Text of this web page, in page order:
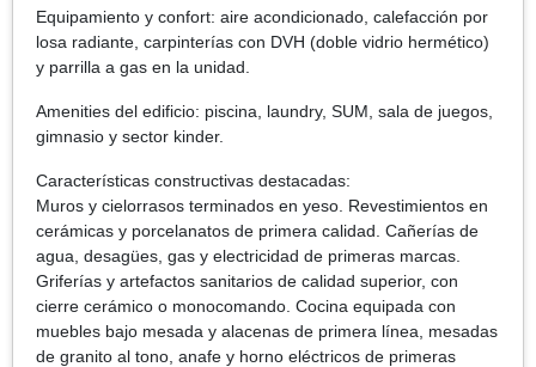
Equipamiento y confort: aire acondicionado, calefacción por
losa radiante, carpinterías con DVH (doble vidrio hermético)
y parrilla a gas en la unidad.
Amenities del edificio: piscina, laundry, SUM, sala de juegos,
gimnasio y sector kinder.
Características constructivas destacadas:
Muros y cielorrasos terminados en yeso. Revestimientos en
cerámicas y porcelanatos de primera calidad. Cañerías de
agua, desagües, gas y electricidad de primeras marcas.
Griferías y artefactos sanitarios de calidad superior, con
cierre cerámico o monocomando. Cocina equipada con
muebles bajo mesada y alacenas de primera línea, mesadas
de granito al tono, anafe y horno eléctricos de primeras